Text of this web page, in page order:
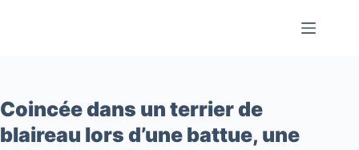
Coincée dans un terrier de
blaireau lors d’une battue, une